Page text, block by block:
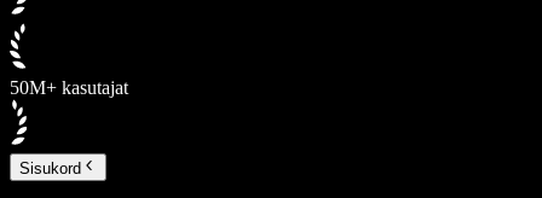
50M+ kasutajat
Sisukord